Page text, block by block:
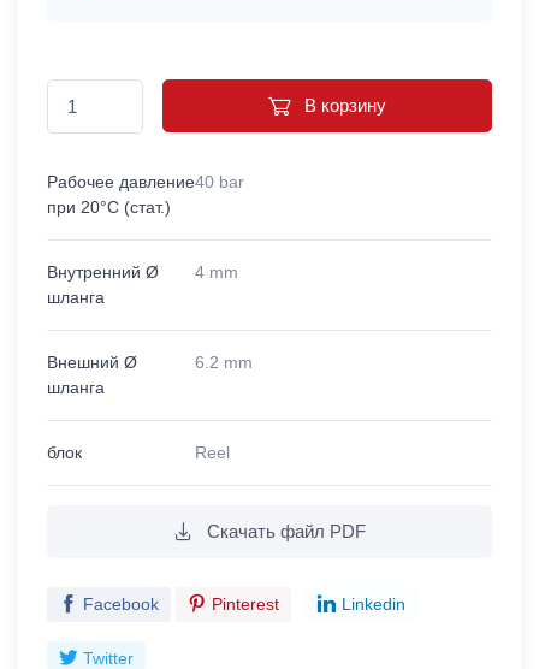
В корзину
Рабочее давление
при 20°C (стат.)
40 bar
Внутренний Ø
шланга
4 mm
Внешний Ø
шланга
6.2 mm
блок Reel
Скачать файл PDF
Facebook Pinterest Linkedin
Twitter